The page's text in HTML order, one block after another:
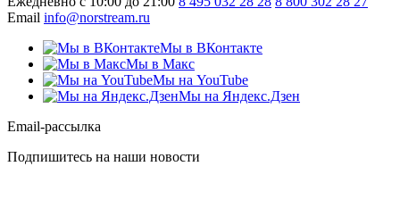
Email info@norstream.ru
Мы в ВКонтакте
Мы в Макс
Мы на YouTube
Мы на Яндекс.Дзен
Email-рассылка
Подпишитесь на наши новости